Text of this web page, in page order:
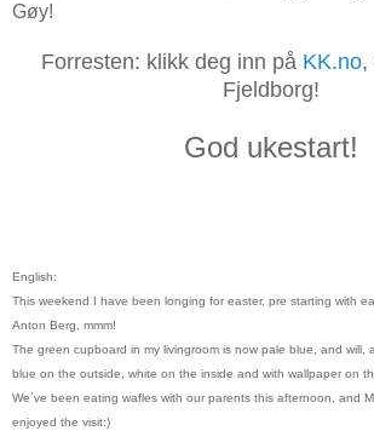
Gøy!
Forresten: klikk deg inn på KK.no,
Fjeldborg!
God ukestart!
English:
This weekend I have been longing for easter, pre starting with
Anton Berg, mmm!
The green cupboard in my livingroom is now pale blue, and will,
blue on the outside, white on the inside and with wallpaper on
We´ve been eating wafles with our parents this afternoon, and
enjoyed the visit:)